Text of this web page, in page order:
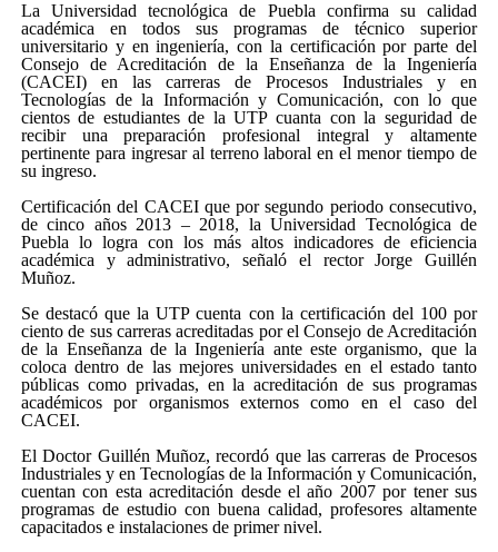
La Universidad tecnológica de Puebla confirma su calidad
académica en todos sus programas de técnico superior
universitario y en ingeniería, con la certificación por parte del
Consejo de Acreditación de la Enseñanza de la Ingeniería
(CACEI) en las carreras de Procesos Industriales y en
Tecnologías de la Información y Comunicación, con lo que
cientos de estudiantes de la UTP cuanta con la seguridad de
recibir una preparación profesional integral y altamente
pertinente para ingresar al terreno laboral en el menor tiempo de
su ingreso.
Certificación del CACEI que por segundo periodo consecutivo,
de cinco años 2013 – 2018, la Universidad Tecnológica de
Puebla lo logra con los más altos indicadores de eficiencia
académica y administrativo, señaló el rector Jorge Guillén
Muñoz.
Se destacó que la UTP cuenta con la certificación del 100 por
ciento de sus carreras acreditadas por el Consejo de Acreditación
de la Enseñanza de la Ingeniería ante este organismo, que la
coloca dentro de las mejores universidades en el estado tanto
públicas como privadas, en la acreditación de sus programas
académicos por organismos externos como en el caso del
CACEI.
El Doctor Guillén Muñoz, recordó que las carreras de Procesos
Industriales y en Tecnologías de la Información y Comunicación,
cuentan con esta acreditación desde el año 2007 por tener sus
programas de estudio con buena calidad, profesores altamente
capacitados e instalaciones de primer nivel.